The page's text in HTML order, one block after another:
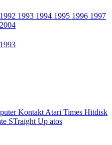
1992 1993 1994 1995 1996 1997
2004
1993
Kontakt Atari Times Hitdisk
STraight Up atos